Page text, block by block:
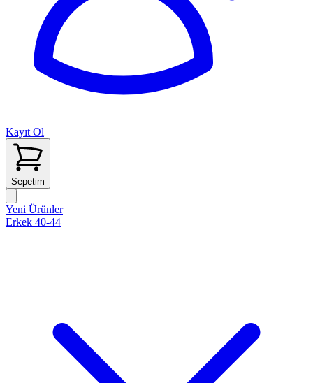
Kayıt Ol
Sepetim
Yeni Ürünler
Erkek 40-44